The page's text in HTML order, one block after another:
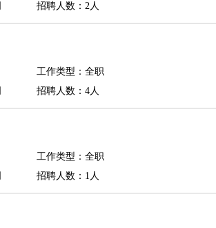
招聘人数：2人
工作类型：全职
招聘人数：4人
工作类型：全职
招聘人数：1人